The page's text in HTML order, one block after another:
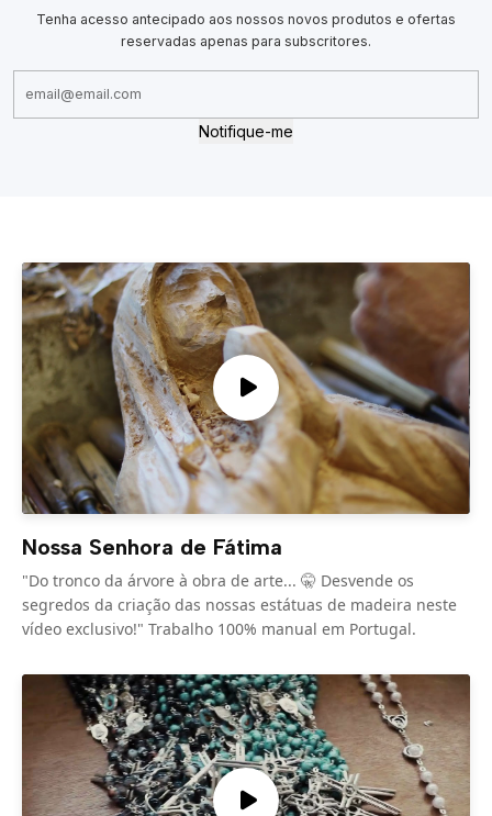
Tenha acesso antecipado aos nossos novos produtos e ofertas
reservadas apenas para subscritores.
Notifique-me
Nossa Senhora de Fátima
"Do tronco da árvore à obra de arte... 🤫 Desvende os
segredos da criação das nossas estátuas de madeira neste
vídeo exclusivo!" Trabalho 100% manual em Portugal.